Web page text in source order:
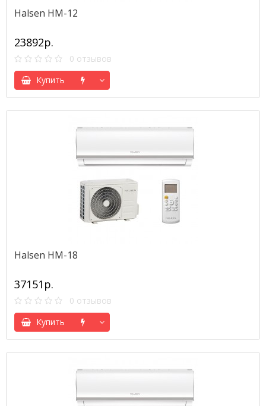
Halsen HM-12
23892р.
0 отзывов
Купить
Halsen HM-18
37151р.
0 отзывов
Купить